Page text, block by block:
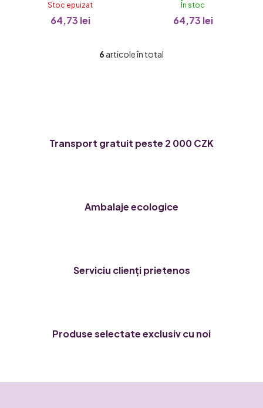
Stoc epuizat
64,73 lei
În stoc
64,73 lei
C
l
u
s
t
l
o
6 articole în total
Transport gratuit peste 2 000 CZK
Ambalaje ecologice
Serviciu clienți prietenos
Produse selectate exclusiv cu noi